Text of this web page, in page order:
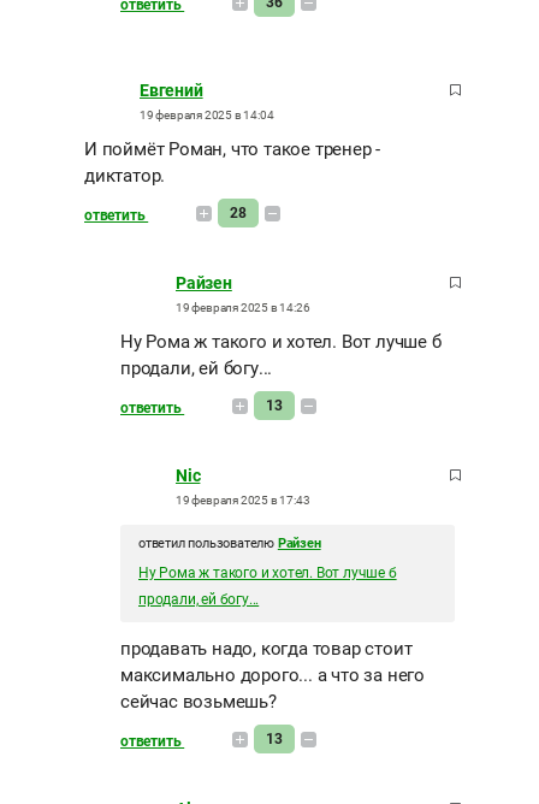
ответить
Евгений
19 февраля 2025 в 14:04
И поймёт Роман, что такое тренер -
диктатор.
ответить 28
Райзен
19 февраля 2025 в 14:26
Ну Рома ж такого и хотел. Вот лучше б
продали, ей богу...
ответить 13
Nic
19 февраля 2025 в 17:43
ответил пользователю Райзен
Ну Рома ж такого и хотел. Вот лучше б
продали, ей богу...
продавать надо, когда товар стоит
максимально дорого... а что за него
сейчас возьмешь?
ответить 13